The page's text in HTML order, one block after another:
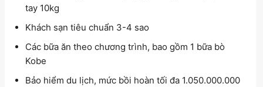
tay 10kg
Khách sạn tiêu chuẩn 3-4 sao
Các bữa ăn theo chương trình, bao gồm 1 bữa bò
Kobe
Bảo hiểm du lịch, mức bồi hoàn tối đa 1.050.000.000